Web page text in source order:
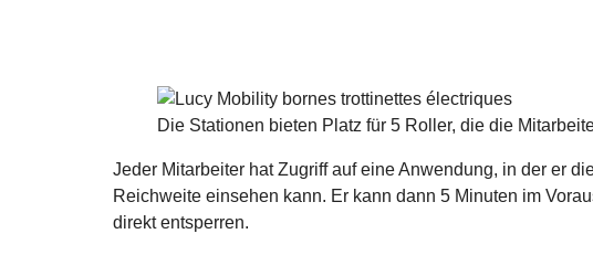
Die Stationen bieten Platz für 5 Roller, die die
Jeder Mitarbeiter hat Zugriff auf eine Anwendung, in der er
Reichweite einsehen kann. Er kann dann 5 Minuten im
direkt entsperren.